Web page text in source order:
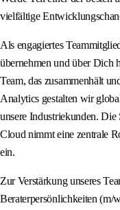
vielfältige
Als engagiertes
übernehmen und über Dich
Team, das zusammenhält
Analytics gestalten wir
unsere Industriekunden.
Cloud nimmt eine zentrale
ein.
Zur Verstärkung unseres
Beraterpersönlichkeiten (m/